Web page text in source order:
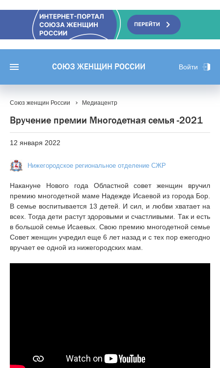
СОЮЗ ЖЕНЩИН РОССИИ Войти
Союз женщин России Медиацентр
Вручение премии Многодетная семья -2021
12 января 2022
Нижегородское региональное отделение СЖР
Накануне Нового года Областной совет женщин вручил
премию многодетной маме Надежде Исаевой из города Бор.
В семье воспитывается 13 детей. И сил, и любви хватает на
всех. Тогда дети растут здоровыми и счастливыми. Так и есть
в большой семье Исаевых. Свою премию многодетной семье
Совет женщин учредил еще 6 лет назад и с тех пор ежегодно
вручает ее одной из нижегородских мам.